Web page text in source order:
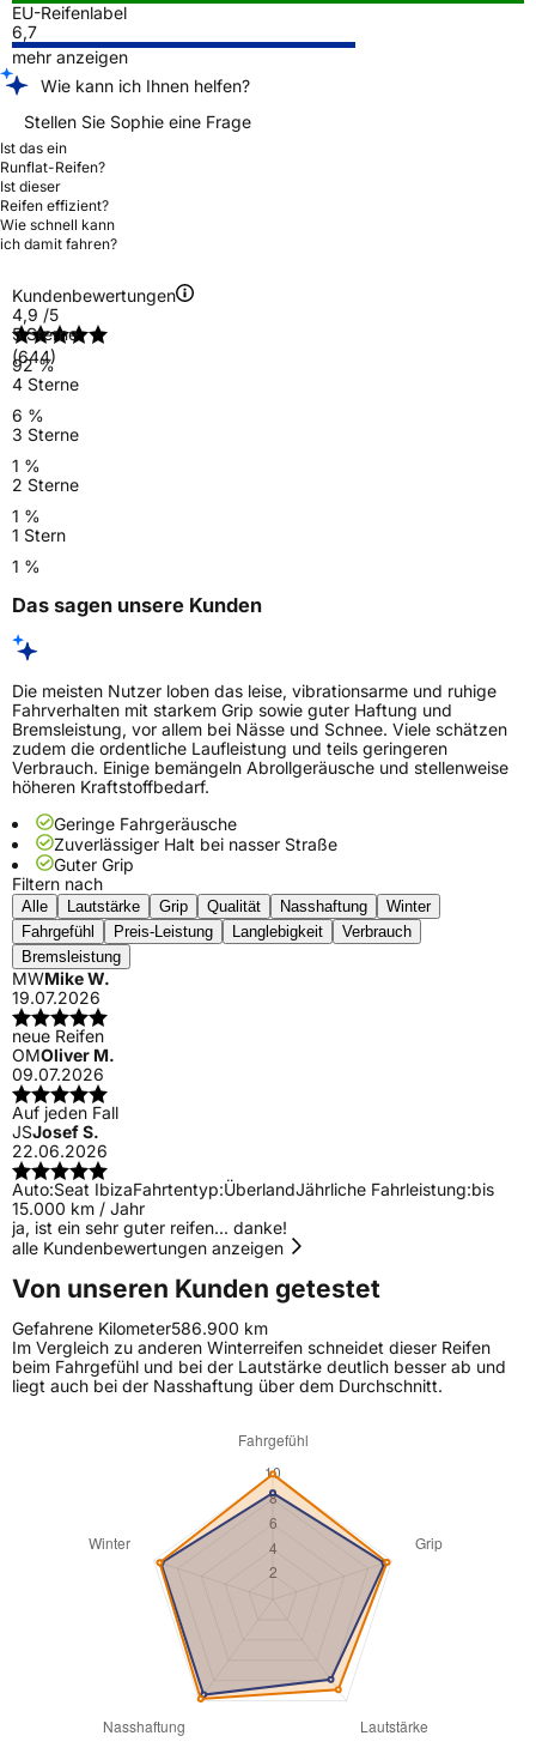
EU-Reifenlabel
6,7
mehr anzeigen
Wie kann ich Ihnen helfen?
Stellen Sie Sophie eine Frage
Ist das ein
Runflat-Reifen?
Ist dieser
Reifen effizient?
Wie schnell kann
ich damit fahren?
Kundenbewertungen
4,9 /5
(644)
5 Sterne
92 %
4 Sterne
6 %
3 Sterne
1 %
2 Sterne
1 %
1 Stern
1 %
Das sagen unsere Kunden
Die meisten Nutzer loben das leise, vibrationsarme und ruhige
Fahrverhalten mit starkem Grip sowie guter Haftung und
Bremsleistung, vor allem bei Nässe und Schnee. Viele schätzen
zudem die ordentliche Laufleistung und teils geringeren
Verbrauch. Einige bemängeln Abrollgeräusche und stellenweise
höheren Kraftstoffbedarf.
Geringe Fahrgeräusche
Zuverlässiger Halt bei nasser Straße
Guter Grip
Filtern nach
Alle Lautstärke Grip Qualität Nasshaftung
Winter
Fahrgefühl
Preis-Leistung Langlebigkeit
Verbrauch
Bremsleistung
MWMike W.
19.07.2026
neue Reifen
OMOliver M.
09.07.2026
Auf jeden Fall
JSJosef S.
22.06.2026
Auto:Seat IbizaFahrtentyp:ÜberlandJährliche Fahrleistung:bis
15.000 km / Jahr
ja, ist ein sehr guter reifen... danke!
alle Kundenbewertungen anzeigen
Von unseren Kunden getestet
Gefahrene Kilometer586.900 km
Im Vergleich zu anderen Winterreifen schneidet dieser Reifen
beim Fahrgefühl und bei der Lautstärke deutlich besser ab und
liegt auch bei der Nasshaftung über dem Durchschnitt.